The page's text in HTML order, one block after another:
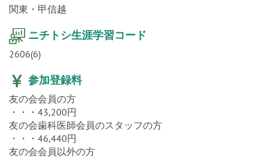
関東・甲信越
ニチトシ生涯学習コード
2606(6)
参加登録料
友の会会員の方
・・・43,200円
友の会歯科医師会員のスタッフの方
・・・46,440円
友の会会員以外の方